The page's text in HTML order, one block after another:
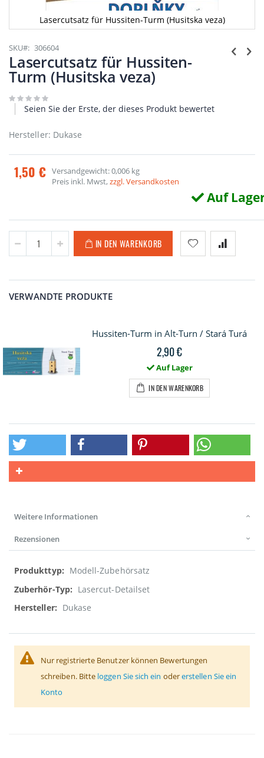
Lasercutsatz für Hussiten-Turm (Husitska veza)
Anfang
der
Bildgalerie
springen
SKU 306604
Lasercutsatz für Hussiten-
Turm (Husitska veza)
Seien Sie der Erste, der dieses Produkt bewertet
Hersteller: Dukase
1,50 € Versandgewicht: 0,006 kg
Preis inkl. Mwst,zzgl. Versandkosten
Auf
IN DEN WARENKORB
VERWANDTE PRODUKTE
Hussiten-Turm in Alt-Turn / Stará Turá
2,90 €
Auf Lager
IN DEN WARENKORB
Weitere Informationen
Rezensionen
Weitere
Informationen
Modell-Zubehörsatz
Lasercut-Detailset
Dukase
Nur registrierte Benutzer können Bewertungen
schreiben. Bitte loggen Sie sich ein odererstellen Sie ein
Konto